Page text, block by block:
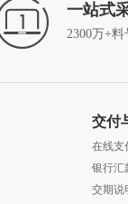
一站式
2300万+
交付
在线支
银行汇
交期说